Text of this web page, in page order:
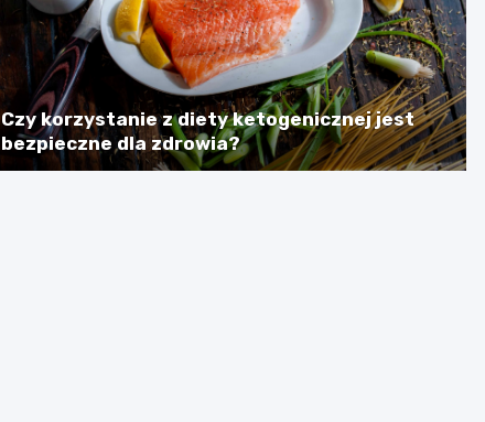
Czy korzystanie z diety ketogenicznej jest
bezpieczne dla zdrowia?